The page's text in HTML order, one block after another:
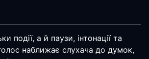
події, а й паузи, інтонації та
наближає слухача до думок,